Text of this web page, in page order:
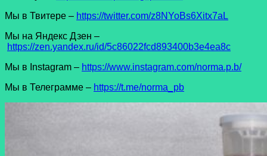
Мы в Твитере – https://twitter.com/z8NYoBs6Xitx7aL
Мы на Яндекс Дзен –
https://zen.yandex.ru/id/5c86022fcd893400b3e4ea8c
Мы в Instagram – https://www.instagram.com/norma.p.b/
Мы в Телеграмме – https://t.me/norma_pb